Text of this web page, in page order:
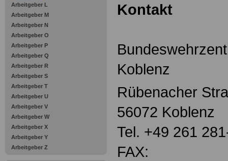
Arbeitgeber L
Arbeitgeber M
Arbeitgeber N
Arbeitgeber O
Arbeitgeber P
Arbeitgeber Q
Arbeitgeber R
Arbeitgeber S
Arbeitgeber T
Arbeitgeber U
Arbeitgeber V
Arbeitgeber W
Arbeitgeber X
Arbeitgeber Y
Arbeitgeber Z
Kontakt
Koblenz
Rübenacher
56072 Koblenz
Tel. +49 261
FAX: